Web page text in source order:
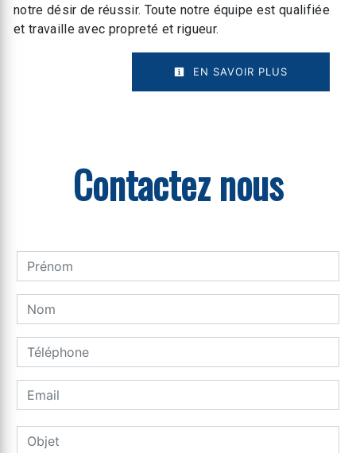
notre désir de réussir. Toute notre équipe est qualifiée
et travaille avec propreté et rigueur.
EN SAVOIR PLUS
Contactez nous